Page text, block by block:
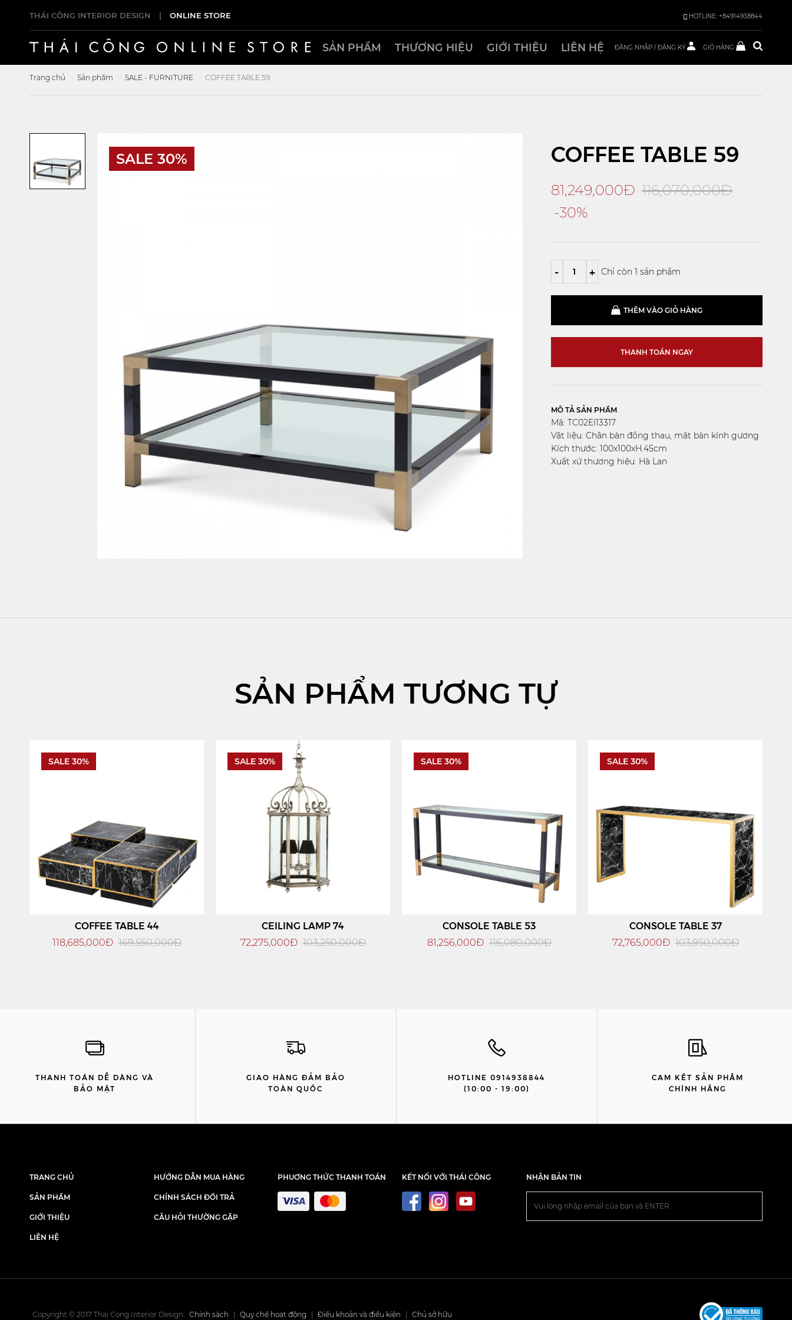
THÁI CÔNG INTERIOR DESIGN | ONLINE STORE HOTLINE: +84914938844
SẢN PHẨM THƯƠNG HIỆU GIỚI THIỆU LIÊN HỆ ĐĂNG NHẬP /ĐĂNG KÝ GIỎ HÀNG
Trang chủ Sản phẩm SALE - FURNITURE COFFEE TABLE 59
SALE 30% COFFEE TABLE 59
81,249,000Đ 116,070,000Đ
-30%
- + Chỉ còn 1 sản phẩm
THÊM VÀO GIỎ HÀNG
THANH TOÁN NGAY
MÔ TẢ SẢN PHẨM
Mã: TC02EI13317
Vật liệu: Chân bàn đồng thau, mặt bàn kính gương
Kích thước: 100x100xH.45cm
Xuất xứ thương hiệu: Hà Lan
SẢN PHẨM TƯƠNG TỰ
SALE 30%
COFFEE TABLE 44
118,685,000Đ 169,550,000Đ
SALE 30%
CEILING LAMP 74
72,275,000Đ 103,250,000Đ
SALE 30%
CONSOLE TABLE 53
81,256,000Đ 116,080,000Đ
SALE 30%
CONSOLE TABLE 37
72,765,000Đ 103,950,000Đ
THANH TOÁN DỄ DÀNG VÀ
BẢO MẬT
GIAO HÀNG ĐẢM BẢO
TOÀN QUỐC
HOTLINE 0914938844
(10:00 - 19:00)
CAM KẾT SẢN PHẨM
CHÍNH HÃNG
TRANG CHỦ
SẢN PHẨM
GIỚI THIỆU
LIÊN HỆ
HƯỚNG DẪN MUA HÀNG
CHÍNH SÁCH ĐỔI TRẢ
CÂU HỎI THƯỜNG GẶP
PHUƠNG THỨC THANH TOÁN KẾT NỐI VỚI THÁI CÔNG NHẬN BẢN TIN
Copyright © 2017 Thai Cong Interior Design. Chính sách Quy chế hoạt động Điều khoản và điều kiện Chủ sở hữu